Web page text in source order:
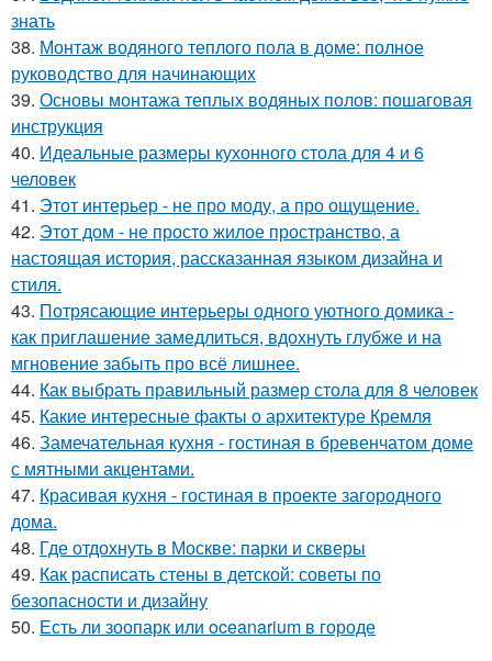
знать
38. Монтаж водяного теплого пола в доме: полное
руководство для начинающих
39. Основы монтажа теплых водяных полов: пошаговая
инструкция
40. Идеальные размеры кухонного стола для 4 и 6
человек
41. Этот интерьер - не про моду, а про ощущение.
42. Этот дом - не просто жилое пространство, а
настоящая история, рассказанная языком дизайна и
стиля.
43. Потрясающие интерьеры одного уютного домика -
как приглашение замедлиться, вдохнуть глубже и на
мгновение забыть про всё лишнее.
44. Как выбрать правильный размер стола для 8 человек
45. Какие интересные факты о архитектуре Кремля
46. Замечательная кухня - гостиная в бревенчатом доме
с мятными акцентами.
47. Красивая кухня - гостиная в проекте загородного
дома.
48. Где отдохнуть в Москве: парки и скверы
49. Как расписать стены в детской: советы по
безопасности и дизайну
50. Есть ли зоопарк или oceanarium в городе